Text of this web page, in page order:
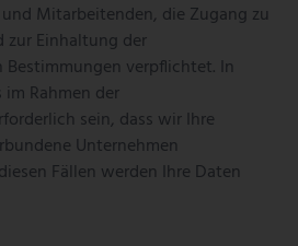
Mitarbeitenden, die Zugang zu
zur Einhaltung der
verpflichtet. In
Rahmen der
sein, dass wir Ihre
Unternehmen
Fällen werden Ihre Daten